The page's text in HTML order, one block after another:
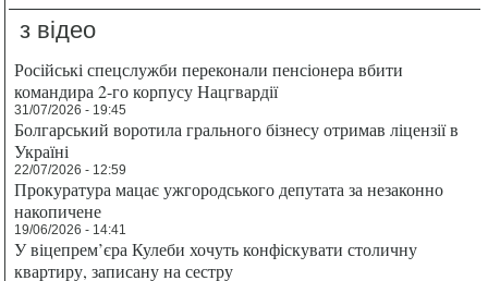
з відео
Російські спецслужби переконали пенсіонера вбити
командира 2-го корпусу Нацгвардії
31/07/2026 - 19:45
Болгарський воротила грального бізнесу отримав ліцензії в
Україні
22/07/2026 - 12:59
Прокуратура мацає ужгородського депутата за незаконно
накопичене
19/06/2026 - 14:41
У віцепрем’єра Кулеби хочуть конфіскувати столичну
квартиру, записану на сестру